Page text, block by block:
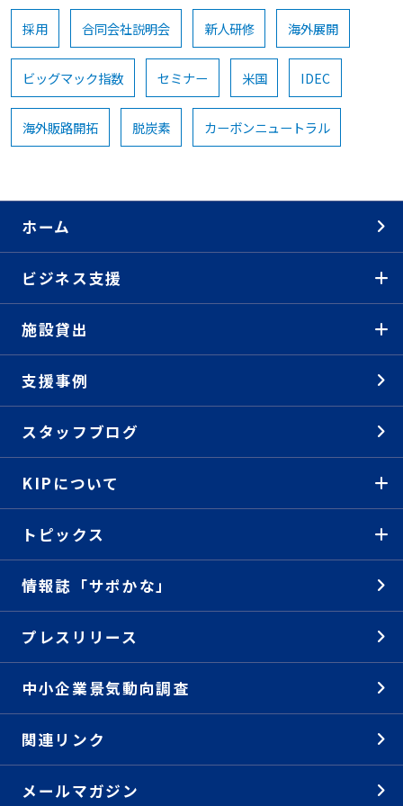
採用 合同会社説明会 新人研修 海外展開
ビッグマック指数 セミナー 米国 IDEC
海外販路開拓 脱炭素 カーボンニュートラル
ホーム
ビジネス支援
施設貸出
支援事例
スタッフブログ
KIPについて
トピックス
情報誌「サポかな」
プレスリリース
中小企業景気動向調査
関連リンク
メールマガジン